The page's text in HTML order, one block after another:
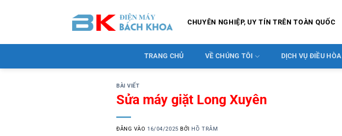
dung
CHUYÊN NGHIỆP, UY TÍN TRÊN TOÀN QUỐC
TRANG CHỦ VỀ CHÚNG TÔI DỊCH VỤ ĐIỀU HÒA
BÀI VIẾT
Sửa máy giặt Long Xuyên
ĐĂNG VÀO 16/04/2025 BỞI HỒ TRÂM